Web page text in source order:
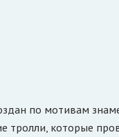
по мотивам
тролли, которые